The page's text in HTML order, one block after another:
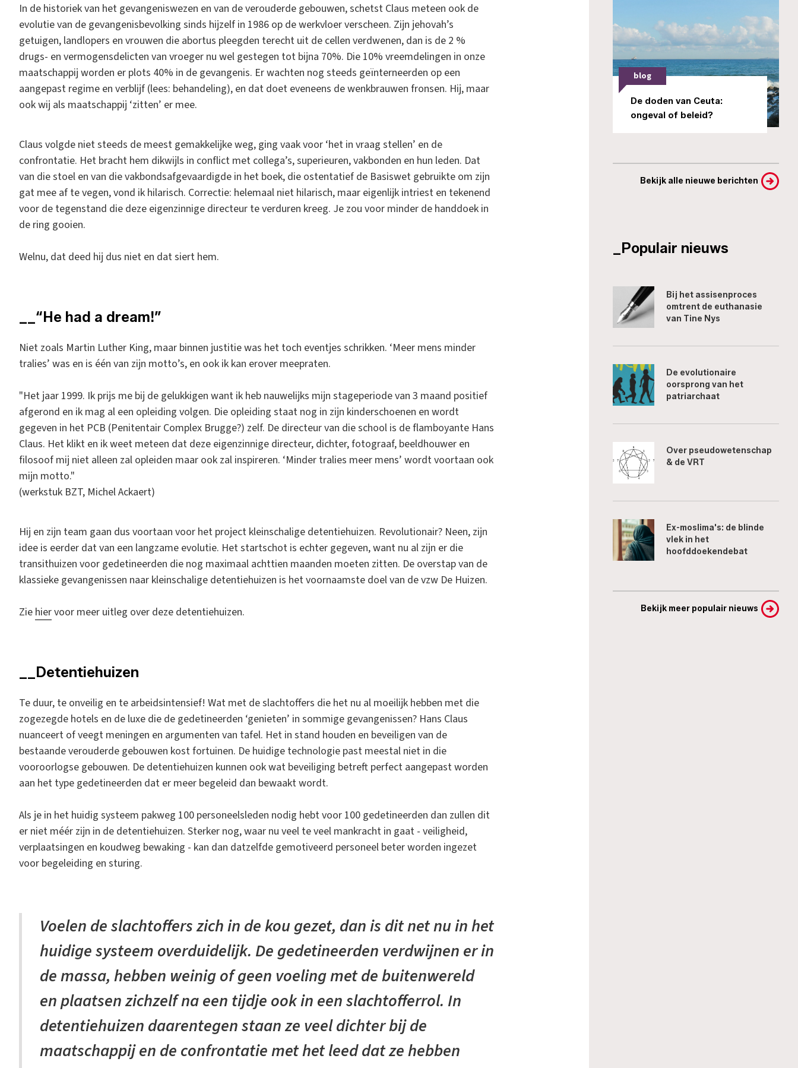
In de historiek van het gevangeniswezen en van de verouderde gebouwen, schetst Claus meteen ook de
evolutie van de gevangenisbevolking sinds hijzelf in 1986 op de werkvloer verscheen. Zijn jehovah’s
getuigen, landlopers en vrouwen die abortus pleegden terecht uit de cellen verdwenen, dan is de 2 %
drugs- en vermogensdelicten van vroeger nu wel gestegen tot bijna 70%. Die 10% vreemdelingen in onze
maatschappij worden er plots 40% in de gevangenis. Er wachten nog steeds geïnterneerden op een
aangepast regime en verblijf (lees: behandeling), en dat doet eveneens de wenkbrauwen fronsen. Hij, maar
ook wij als maatschappij ‘zitten’ er mee.
Claus volgde niet steeds de meest gemakkelijke weg, ging vaak voor ‘het in vraag stellen’ en de
confrontatie. Het bracht hem dikwijls in conflict met collega’s, superieuren, vakbonden en hun leden. Dat
van die stoel en van die vakbondsafgevaardigde in het boek, die ostentatief de Basiswet gebruikte om zijn
gat mee af te vegen, vond ik hilarisch. Correctie: helemaal niet hilarisch, maar eigenlijk intriest en tekenend
voor de tegenstand die deze eigenzinnige directeur te verduren kreeg. Je zou voor minder de handdoek in
de ring gooien.
Welnu, dat deed hij dus niet en dat siert hem.
__“He had a dream!”
Niet zoals Martin Luther King, maar binnen justitie was het toch eventjes schrikken. ‘Meer mens minder
tralies’ was en is één van zijn motto’s, en ook ik kan erover meepraten.
"Het jaar 1999. Ik prijs me bij de gelukkigen want ik heb nauwelijks mijn stageperiode van 3 maand positief
afgerond en ik mag al een opleiding volgen. Die opleiding staat nog in zijn kinderschoenen en wordt
gegeven in het PCB (Penitentair Complex Brugge?) zelf. De directeur van die school is de flamboyante Hans
Claus. Het klikt en ik weet meteen dat deze eigenzinnige directeur, dichter, fotograaf, beeldhouwer en
filosoof mij niet alleen zal opleiden maar ook zal inspireren. ‘Minder tralies meer mens’ wordt voortaan ook
mijn motto."
(werkstuk BZT, Michel Ackaert)
Hij en zijn team gaan dus voortaan voor het project kleinschalige detentiehuizen. Revolutionair? Neen, zijn
idee is eerder dat van een langzame evolutie. Het startschot is echter gegeven, want nu al zijn er die
transithuizen voor gedetineerden die nog maximaal achttien maanden moeten zitten. De overstap van de
klassieke gevangenissen naar kleinschalige detentiehuizen is het voornaamste doel van de vzw De Huizen.
Zie hiervoor meer uitleg over deze detentiehuizen.
__Detentiehuizen
Te duur, te onveilig en te arbeidsintensief! Wat met de slachtoffers die het nu al moeilijk hebben met die
zogezegde hotels en de luxe die de gedetineerden ‘genieten’ in sommige gevangenissen? Hans Claus
nuanceert of veegt meningen en argumenten van tafel. Het in stand houden en beveiligen van de
bestaande verouderde gebouwen kost fortuinen. De huidige technologie past meestal niet in die
vooroorlogse gebouwen. De detentiehuizen kunnen ook wat beveiliging betreft perfect aangepast worden
aan het type gedetineerden dat er meer begeleid dan bewaakt wordt.
Als je in het huidig systeem pakweg 100 personeelsleden nodig hebt voor 100 gedetineerden dan zullen dit
er niet méér zijn in de detentiehuizen. Sterker nog, waar nu veel te veel mankracht in gaat - veiligheid,
verplaatsingen en koudweg bewaking - kan dan datzelfde gemotiveerd personeel beter worden ingezet
voor begeleiding en sturing.
Voelen de slachtoffers zich in de kou gezet, dan is dit net nu in het
huidige systeem overduidelijk. De gedetineerden verdwijnen er in
de massa, hebben weinig of geen voeling met de buitenwereld
en plaatsen zichzelf na een tijdje ook in een slachtofferrol. In
detentiehuizen daarentegen staan ze veel dichter bij de
maatschappij en de confrontatie met het leed dat ze hebben
blog
De doden van Ceuta:
ongeval of beleid?
Bekijk alle nieuwe berichten
_Populair nieuws
Bij het assisenproces
omtrent de euthanasie
van Tine Nys
De evolutionaire
oorsprong van het
patriarchaat
Over pseudowetenschap
& de VRT
Ex-moslima's: de blinde
vlek in het
hoofddoekendebat
Bekijk meer populair nieuws